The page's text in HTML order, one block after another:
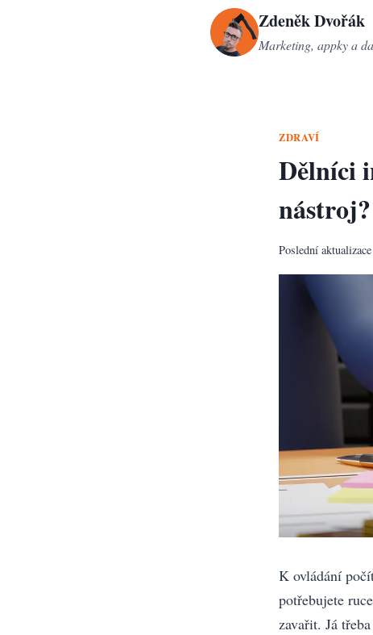
Zdeněk Dvořák
Marketing, appky a
ZDRAVÍ
Dělníci
Poslední aktualizace
K ovládání
potřebujete
zavařit. Já